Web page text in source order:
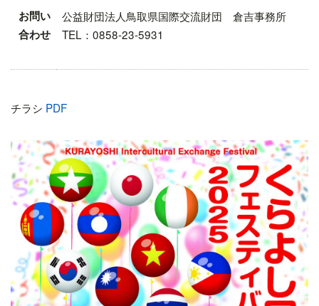
お問い
合わせ
公益財団法人鳥取県国際交流財団 倉吉事務所
TEL：0858-23-5931
チラシ PDF